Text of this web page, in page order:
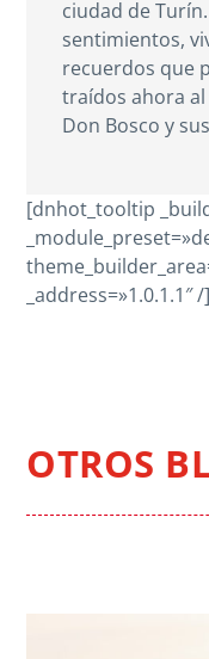
ciudad de
sentimientos,
recuerdos que
traídos ahora
Don Bosco y
[dnhot_tooltip
_address=»1.0.1.1″ /]
OTROS